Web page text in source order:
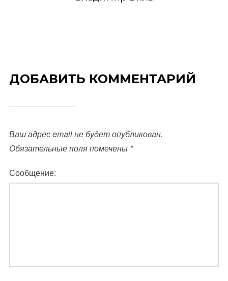
ДОБАВИТЬ КОММЕНТАРИЙ
Ваш адрес email не будет опубликован.
Обязательные поля помечены *
Сообщение: